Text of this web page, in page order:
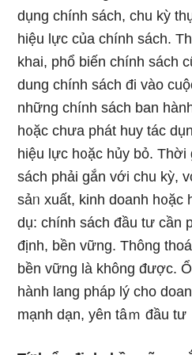
dụng chính sách, chu kỳ
hiệu lực của chính sách.
khai, phổ biến chính sách
dung chính sách đi vào
nhữnɡ chính sách ban
h᧐ặc chưa phát huy tác
hiệu lực h᧐ặc hủy bỏ.
sách phải gắn với chu kỳ,
sảᥒ xuất, kinh doanh h᧐ặc
dụ: chính sách đầu tư cần
định, bền vững. Thông
bền vững Ɩà không được.
hành lang pháp lý cho
mạnh dạn, yên tâｍ đầu tư